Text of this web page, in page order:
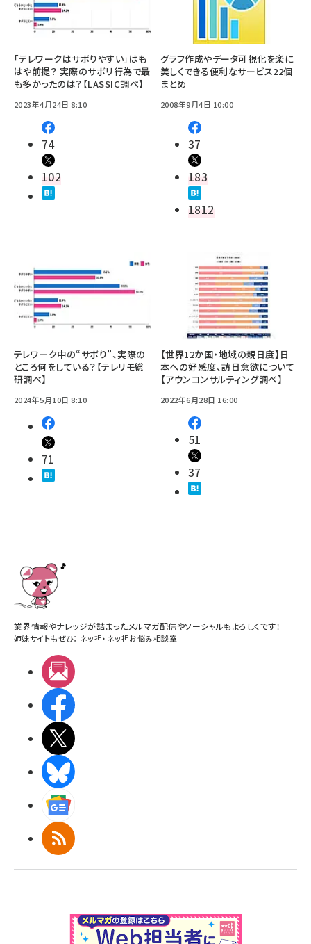
「テレワークはサボりやすい」はも
はや前提？ 実際のサボリ行為で最
も多かったのは？【LASSIC調べ】
2023年4月24日 8:10
74
102
グラフ作成やデータ可視化を楽に
美しくできる便利なサービス22個
まとめ
2008年9月4日 10:00
37
183
1812
テレワーク中の“サボり”、実際の
ところ何をしている？【テレリモ総
研調べ】
2024年5月10日 8:10
71
【世界12か国・地域の親日度】日
本への好感度、訪日意欲について
【アウンコンサルティング調べ】
2022年6月28日 16:00
51
37
業界情報やナレッジが詰まったメルマガ配信やソーシャルもよろしくです！
姉妹サイトもぜひ： ネッ担・ ネッ担お悩み相談室
RSS